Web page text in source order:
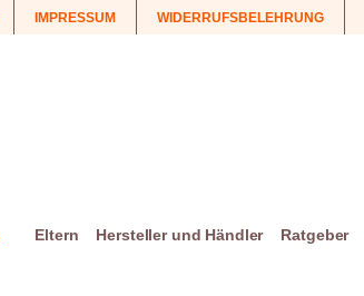
IMPRESSUM WIDERRUFSBELEHRUNG
Eltern Hersteller und Händler Ratgeber